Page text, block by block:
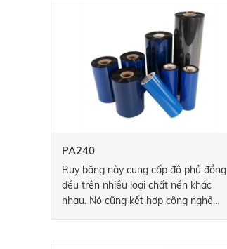
PA240
Ruy băng này cung cấp độ phủ đồng
đều trên nhiều loại chất nền khác
nhau. Nó cũng kết hợp công nghệ